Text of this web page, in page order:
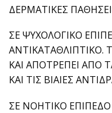
ΔΕΡΜΑΤΙΚΕΣ
ΣΕ ΨΥΧΟΛΟΓΙΚΟ
ΑΝΤΙΚΑΤΑΘΛΙΠΤΙΚΟ.
ΚΑΙ ΑΠΟΤΡΕΠΕΙ ΑΠΟ
ΚΑΙ ΤΙΣ ΒΙΑΙΕΣ
ΣΕ ΝΟΗΤΙΚΟ ΕΠΙΠΕΔΟ